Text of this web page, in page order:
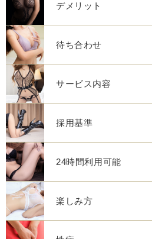
デメリット
待ち合わせ
サービス内容
採用基準
24時間利用可能
楽しみ方